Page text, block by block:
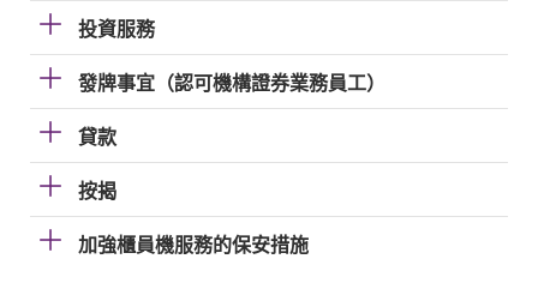
投資服務
發牌事宜（認可機構證券業務員工）
貸款
按揭
加強櫃員機服務的保安措施